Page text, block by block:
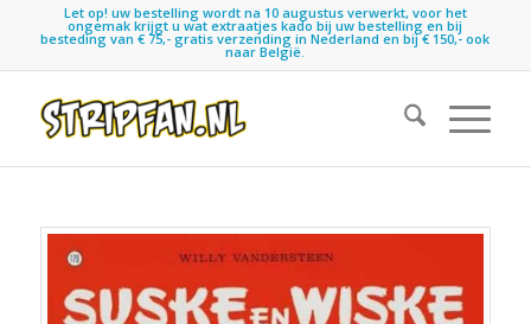
Let op! uw bestelling wordt na 10 augustus verwerkt, voor het
ongemak krijgt u wat extraatjes kado bij uw bestelling en bij
besteding van € 75,- gratis verzending in Nederland en bij € 150,- ook
naar België.